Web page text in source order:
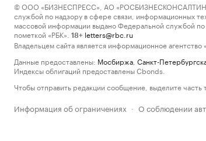
© ООО «БИЗНЕСПРЕСС», АО «РОСБИЗНЕСКОНСАЛТИНГ»,
службой по надзору в сфере связи, информационных
массовой информации выдано Федеральной службой
пометкой «РБК».
18+ letters@rbc.ru
Владельцем сайта является информационное агентство
Данные предоставлены: Мосбиржа Санкт-
Индексы облигаций предоставлены Cbonds.
Чтобы отправить редакции сообщение, выделите часть
Информация об ограничениях · О соблюдении